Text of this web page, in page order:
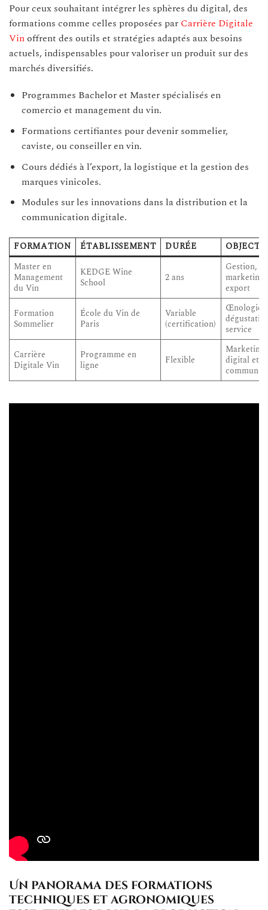
Pour ceux souhaitant intégrer les sphères du digital, des
formations comme celles proposées par Carrière Digitale
Vinoffrent des outils et stratégies adaptés aux besoins
actuels, indispensables pour valoriser un produit sur des
marchés diversifiés.
Programmes Bachelor et Master spécialisés en
comercio et management du vin.
Formations certifiantes pour devenir sommelier,
caviste, ou conseiller en vin.
Cours dédiés à l’export, la logistique et la gestion des
marques vinicoles.
Modules sur les innovations dans la distribution et la
communication digitale.
FORMATION ÉTABLISSEMENT DURÉE
Master en
Management
du Vin
KEDGE Wine
School
2 ans
Gestion,
marketing,
export
Formation
Sommelier
École du Vin de
Paris
Variable
(certification)
Œnologie,
service
Carrière
Digitale Vin
Programme en
ligne
Flexible
Marketing
digital et
Un panorama des formations
techniques et agronomiques